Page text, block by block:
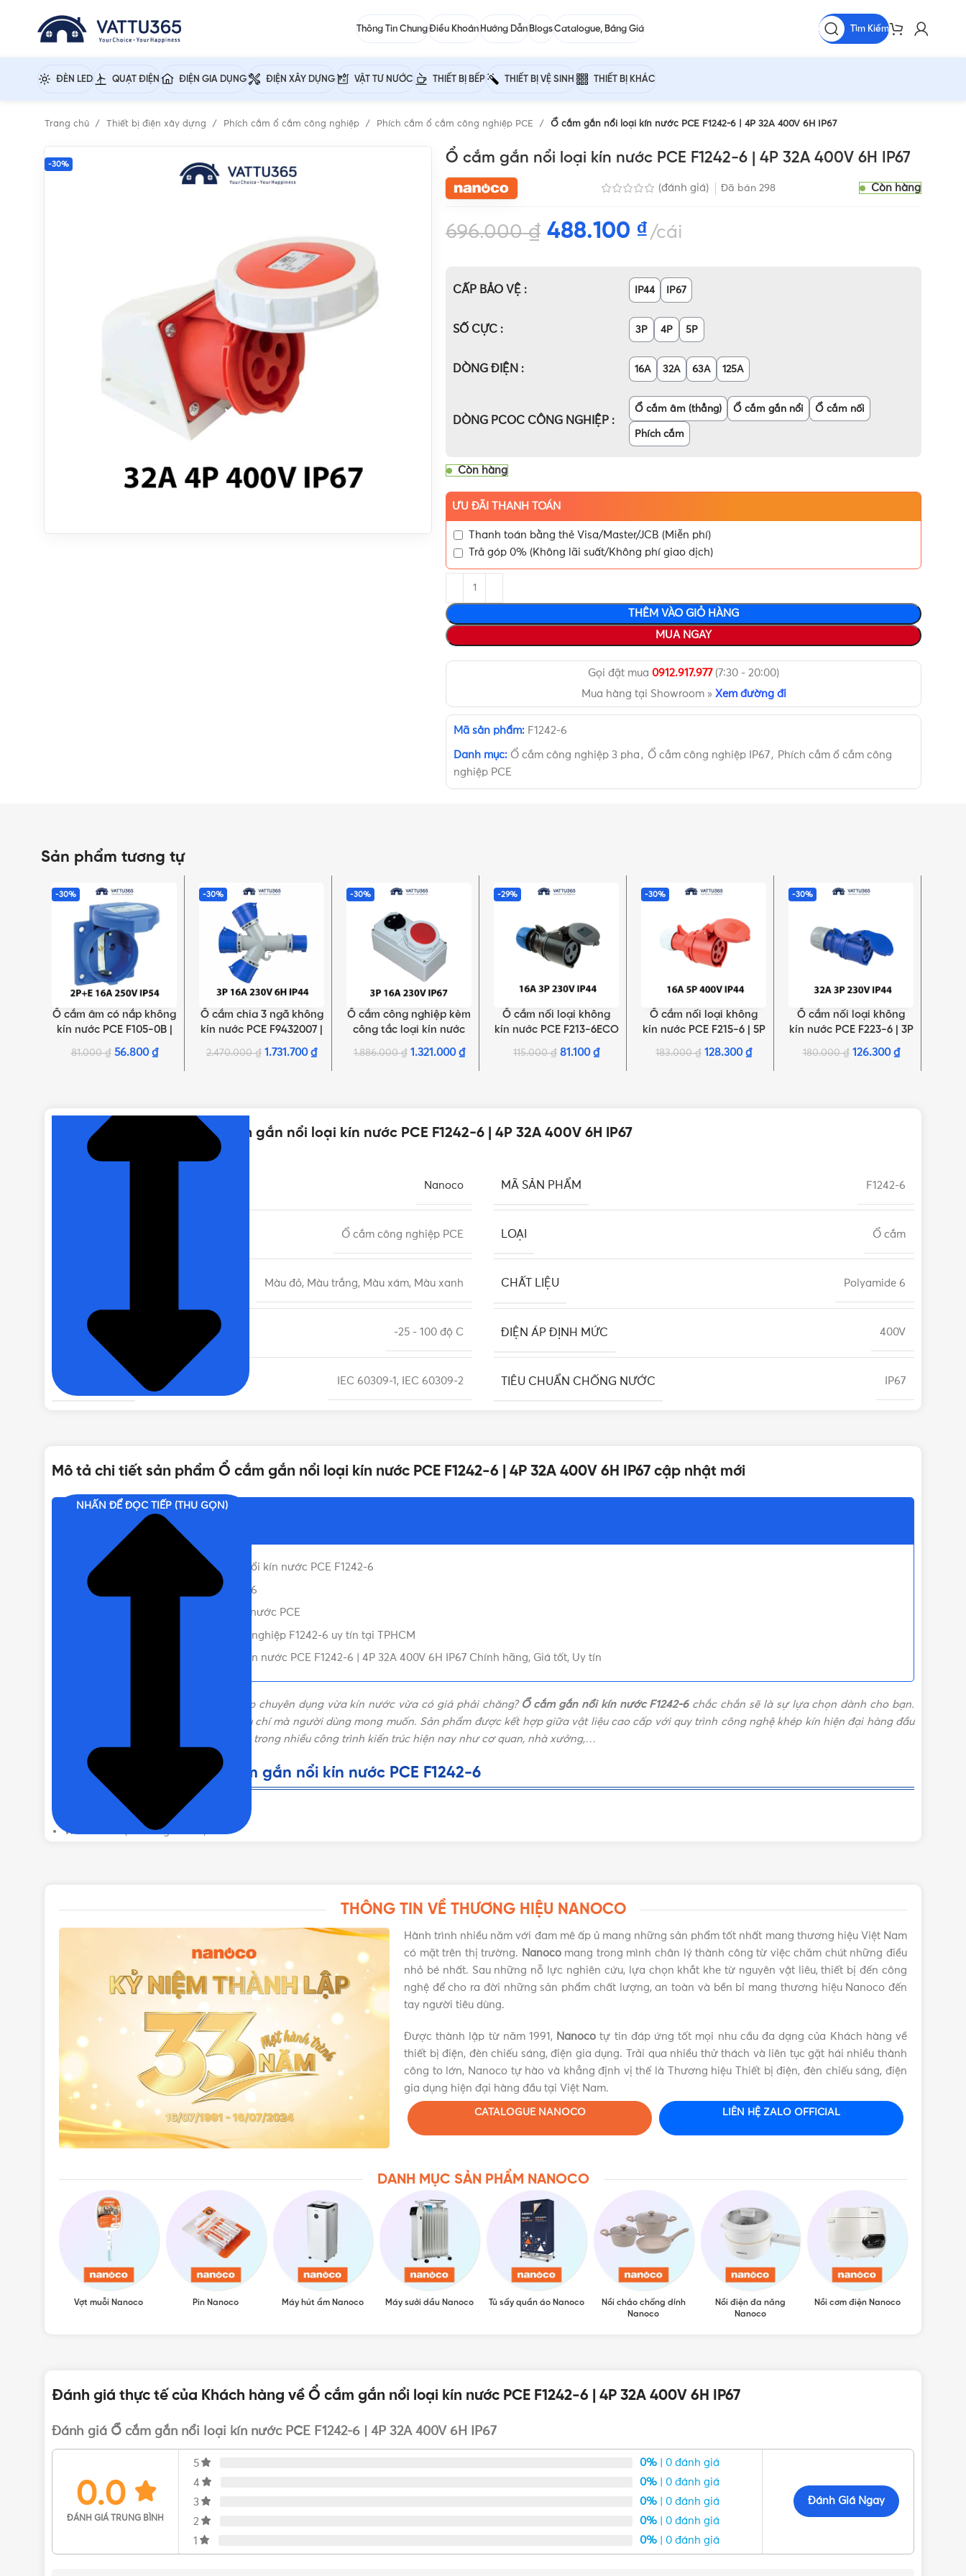
Thông Tin ChungĐiều Khoản Hướng Dẫn BlogsCatalogue, Bảng Giá Tìm Kiếm
ĐÈN LED QUẠT ĐIỆN ĐIỆN GIA DỤNG ĐIỆN XÂY DỰNG VẬT TƯ NƯỚC THIẾT BỊ BẾP THIẾT BỊ VỆ SINH THIẾT BỊ KHÁC
Trang chủ Thiết bị điện xây dựng Phích cắm ổ cắm công nghiệp Phích cắm ổ cắm công nghiệp PCE Ổ cắm gắn nổi loại kín nước PCE F1242-6 | 4P 32A 400V 6H IP67
-30% Ổ cắm gắn nổi loại kín nước PCE F1242-6 | 4P 32A 400V 6H IP67
(đánh giá) Đã bán 298 Còn hàng
696.000₫ 488.100 ₫ cái
CẤP BẢO VỆ IP44 IP67
SỐ CỰC 3P 4P 5P
DÒNG ĐIỆN 16A 32A 63A 125A
DÒNG PCOC CÔNG NGHIỆP
Ổ cắm âm (thẳng) Ổ cắm gắn nổi Ổ cắm nối
Phích cắm
Còn hàng
ƯU ĐÃI THANH TOÁN
Thanh toán bằng thẻ Visa/Master/JCB (Miễn phí)
Trả góp 0% (Không lãi suất/Không phí giao dịch)
THÊM VÀO GIỎ HÀNG
MUA NGAY
Gọi đặt mua 0912.917.977(7:30 - 20:00)
Mua hàng tại Showroom » Xem đường đi
Mã sản phẩm: F1242-6
Danh mục: Ổ cắm công nghiệp 3 pha , Ổ cắm công nghiệp IP67, Phích cắm ổ cắm công
nghiệp PCE
Sản phẩm tương tự
-30%
THÊM VÀO GIỎ HÀNG
Ổ cắm âm có nắp không
kín nước PCE F105-0B |
2P+E 16A 250V IP54
81.000₫ 56.800 ₫
-30%
THÊM VÀO GIỎ HÀNG
Ổ cắm chia 3 ngã không
kín nước PCE F9432007 |
3P 16A 6H IP44
2.470.000₫ 1.731.700 ₫
-30%
THÊM VÀO GIỎ HÀNG
Ổ cắm công nghiệp kèm
công tắc loại kín nước
PCE F61132-6 | 3P 16A
230V 6H IP67
1.886.000₫ 1.321.000 ₫
-29%
THÊM VÀO GIỎ HÀNG
Ổ cắm nối loại không
kín nước PCE F213-6ECO
| 3P 16A 230V 6H IP44
115.000₫ 81.100 ₫
-30%
THÊM VÀO GIỎ HÀNG
Ổ cắm nối loại không
kín nước PCE F215-6 | 5P
16A 400V 6H IP44
183.000₫ 128.300 ₫
-30%
THÊM VÀO GIỎ HÀNG
Ổ cắm nối loại không
kín nước PCE F223-6 | 3P
32A 230V 6H IP44
180.000₫ 126.300 ₫
Thông số kỹ thuật của Ổ cắm gắn nổi loại kín nước PCE F1242-6 | 4P 32A 400V 6H IP67
Nanoco MÃ SẢN PHẨM F1242-6
Ổ cắm công nghiệp PCE LOẠI Ổ cắm
Màu đỏ, Màu trắng, Màu xám, Màu xanh CHẤT LIỆU Polyamide 6
NHIỆT ĐỘ HOẠT ĐỘNG -25 - 100 độ C ĐIỆN ÁP ĐỊNH MỨC 400V
IEC 60309-1, IEC 60309-2 TIÊU CHUẨN CHỐNG NƯỚC IP67
TẦN SỐ ĐỊNH MỨC 50Hz/60Hz XUẤT XỨ
DÒNG ĐIỆN
NHẤN ĐỂ XEM TIẾP (THU GỌN)
Mô tả chi tiết sản phẩm Ổ cắm gắn nổi loại kín nước PCE F1242-6 | 4P 32A 400V 6H IP67 cập nhật mới
Nội dung chính
Thông số cơ bản của ổ cắm gắn nổi kín nước PCE F1242-6
Ưu điểm nổi bật của ổ cắm F1242-6
Catalogue ổ cắm gắn nổi loại kín nước PCE
Vật Tư 365 – Nơi bán ổ cắm công nghiệp F1242-6 uy tín tại TPHCM
Liên hệ mua Ổ cắm gắn nổi loại kín nước PCE F1242-6 | 4P 32A 400V 6H IP67 Chính hãng, Giá tốt, Uy tín
Làm sao chọn được ổ cắm công nghiệp chuyên dụng vừa kín nước vừa có giá phải chăng? Ổ cắm gắn nổi kín nước F1242-6chắc chắn sẽ là sự lựa chọn dành cho bạn.
Sản phẩm phù hợp đáp ứng đủ mọi tiêu chí mà người dùng mong muốn. Sản phẩm được kết hợp giữa vật liệu cao cấp với quy trình công nghệ khép kín hiện đại hàng đầu
theo tiêu chuẩn quốc tế, được ứng dụng trong nhiều công trình kiến trúc hiện nay như cơ quan, nhà xưởng,…
Thông số cơ bản của ổ cắm gắn nổi kín nước PCE F1242-6
Ổ cắm gắn nổi loại kín nước (IP67)
Wall socket (Watertight IP67)
NHẤN ĐỂ ĐỌC TIẾP (THU GỌN)
THÔNG TIN VỀ THƯƠNG HIỆU NANOCO
Hành trình nhiều năm với đam mê ấp ủ mang những sản phẩm tốt nhất mang thương hiệu Việt Nam
có mặt trên thị trường. Nanocomang trong mình chân lý thành công từ việc chăm chút những điều
nhỏ bé nhất. Sau những nỗ lực nghiên cứu, lựa chọn khắt khe từ nguyên vật liêu, thiết bị đến công
nghệ để cho ra đời những sản phẩm chất lượng, an toàn và bền bỉ mang thương hiệu Nanoco đến
tay người tiêu dùng.
Được thành lập từ năm 1991, Nanoco tự tin đáp ứng tốt mọi nhu cầu đa dạng của Khách hàng về
thiết bị điện, đèn chiếu sáng, điện gia dụng. Trải qua nhiều thử thách và liên tục gặt hái nhiều thành
công to lớn, Nanoco tự hào và khẳng định vị thế là Thương hiệu Thiết bị điện, đèn chiếu sáng, điện
gia dụng hiện đại hàng đầu tại Việt Nam.
CATALOGUE NANOCO LIÊN HỆ ZALO OFFICIAL
DANH MỤC SẢN PHẨM NANOCO
Vợt muỗi Nanoco Pin Nanoco Máy hút ẩm Nanoco Máy sưởi dầu Nanoco Tủ sấy quần áo Nanoco
Nồi chảo chống dính
Nanoco
Nồi điện đa năng
Nanoco
Nồi cơm điện Nanoco
Đánh giá thực tế của Khách hàng về Ổ cắm gắn nổi loại kín nước PCE F1242-6 | 4P 32A 400V 6H IP67
Đánh giá Ổ cắm gắn nổi loại kín nước PCE F1242-6 | 4P 32A 400V 6H IP67
0.0
ĐÁNH GIÁ TRUNG BÌNH
5 0% | 0 đánh giá
4
0% | 0 đánh giá
3
0% | 0 đánh giá
2
0% | 0 đánh giá
1
0% | 0 đánh giá
Đánh Giá Ngay